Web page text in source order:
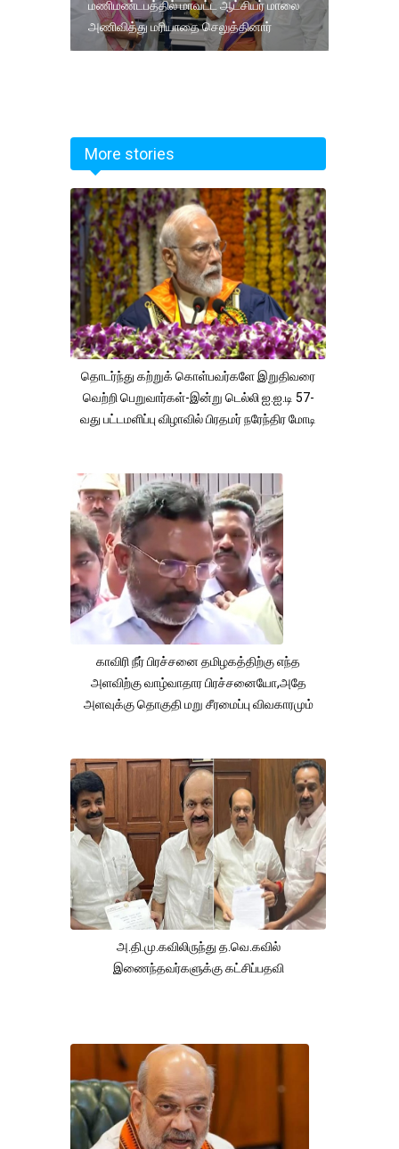
மணிமண்டபத்தில் மாவட்ட ஆட்சியர் மாலை
அணிவித்து மரியாதை செலுத்தினார்
More stories
தொடர்ந்து கற்றுக் கொள்பவர்களே இறுதிவரை
வெற்றி பெறுவார்கள்-இன்று டெல்லி ஐ.ஐ.டி 57-
வது பட்டமளிப்பு விழாவில் பிரதமர் நரேந்திர மோடி
காவிரி நீர் பிரச்சனை தமிழகத்திற்கு எந்த
அளவிற்கு வாழ்வாதார பிரச்சனையோ,அதே
அளவுக்கு தொகுதி மறு சீரமைப்பு விவகாரமும்
அ.தி.மு.கவிலிருந்து த.வெ.கவில்
இணைந்தவர்களுக்கு கட்சிப்பதவி